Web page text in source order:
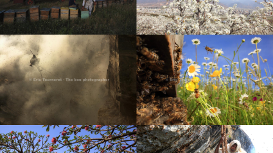
NEW YORK CITY : LE MIEL
DE LA GROSSE POMME
PRÉDATEURS
ROUMANIE : LE MIEL DE
BOHÈME
CHINE : POLLINISATION À
LA MAIN